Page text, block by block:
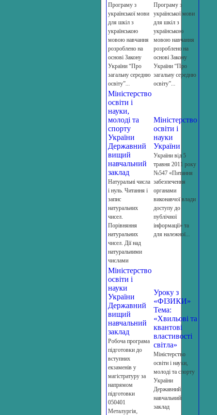
Програму з
української мови
для шкіл з
українською
мовою навчання
розроблено на
основі Закону
України “Про
загальну середню
освіту”...
Програму з
української мови
для шкіл з
українською
мовою навчання
розроблено на
основі Закону
України “Про
загальну середню
освіту”...
Міністерство
освіти і
науки,
молоді та
спорту
України
Державний
вищий
навчальний
заклад
Натуральні числа
і нуль. Читання і
запис
натуральних
чисел.
Порівняння
натуральних
чисел. Дії над
натуральними
числами
Міністерство
освіти і
науки
України
України від 5
травня 2011 року
№547 «Питання
забезпечення
органами
виконавчої влади
доступу до
публічної
інформації» та
для належної...
Міністерство
освіти і
науки
України
Державний
вищий
навчальний
заклад
Робоча програма
підготовки до
вступних
екзаменів у
магістратуру за
напрямом
підготовки
050401
Металургія,
Уроку з
«ФІЗИКИ»
Тема:
«Хвильові та
квантові
властивості
світла»
Міністерство
освіти і науки,
молоді та спорту
України
Державний
навчальний
заклад